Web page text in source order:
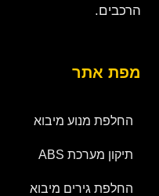
הרכבים.
מפת אתר
החלפת מנוע מיבוא
תיקון מערכת ABS
החלפת גירים מיבוא